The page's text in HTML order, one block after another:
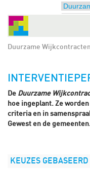
Duurzame Wijkcontracten
De Duurzame
hoe ingeplant. Ze
criteria en in
Gewest en de
KEUZES